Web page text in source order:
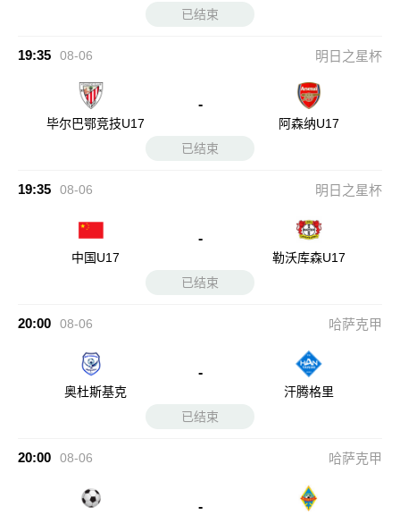
已结束
19:35 08-06 明日之星杯
毕尔巴鄂竞技U17
-
阿森纳U17
已结束
19:35 08-06 明日之星杯
中国U17
-
勒沃库森U17
已结束
20:00 08-06 哈萨克甲
奥杜斯基克
-
汗腾格里
已结束
20:00 08-06 哈萨克甲
-